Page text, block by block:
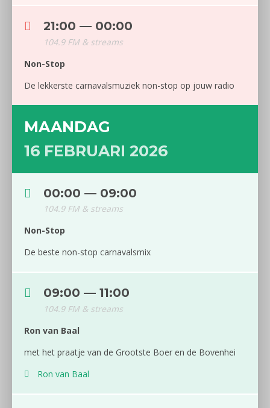
21:00 — 00:00
104.9 FM & streams
Non-Stop
De lekkerste carnavalsmuziek non-stop op jouw radio
MAANDAG
16 FEBRUARI 2026
00:00 — 09:00
104.9 FM & streams
Non-Stop
De beste non-stop carnavalsmix
09:00 — 11:00
104.9 FM & streams
Ron van Baal
met het praatje van de Grootste Boer en de Bovenhei
Ron van Baal